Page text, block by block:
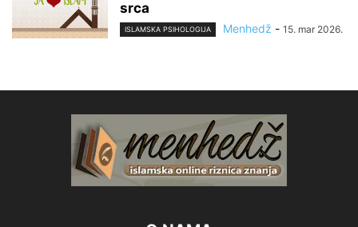
srca
ISLAMSKA PSIHOLOGIJA Menhedž - 15. mar 2026.